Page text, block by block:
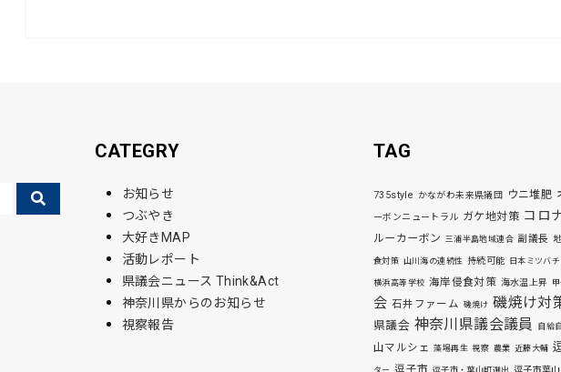
CATEGRY
お知らせ
つぶやき
大好きMAP
活動レポート
県議会ニュース Think&Act
神奈川県からのお知らせ
視察報告
TAG
735style かながわ未来県議団 ウニ堆肥
ーボンニュートラル ガケ地対策 コロ
ルーカーボン 三浦半島地域連合 副議長
食対策 山川海の連続性 持続可能 日本ミツバチ
横浜高等学校 海岸侵食対策 海水温上昇
会 石井ファーム 磯焼け 磯焼け対
県議会 神奈川県議会議員 自給
山マルシェ
藻場再生 視察 農業 近藤大輔
ター 逗子市 逗子市・葉山町選出 逗子市葉